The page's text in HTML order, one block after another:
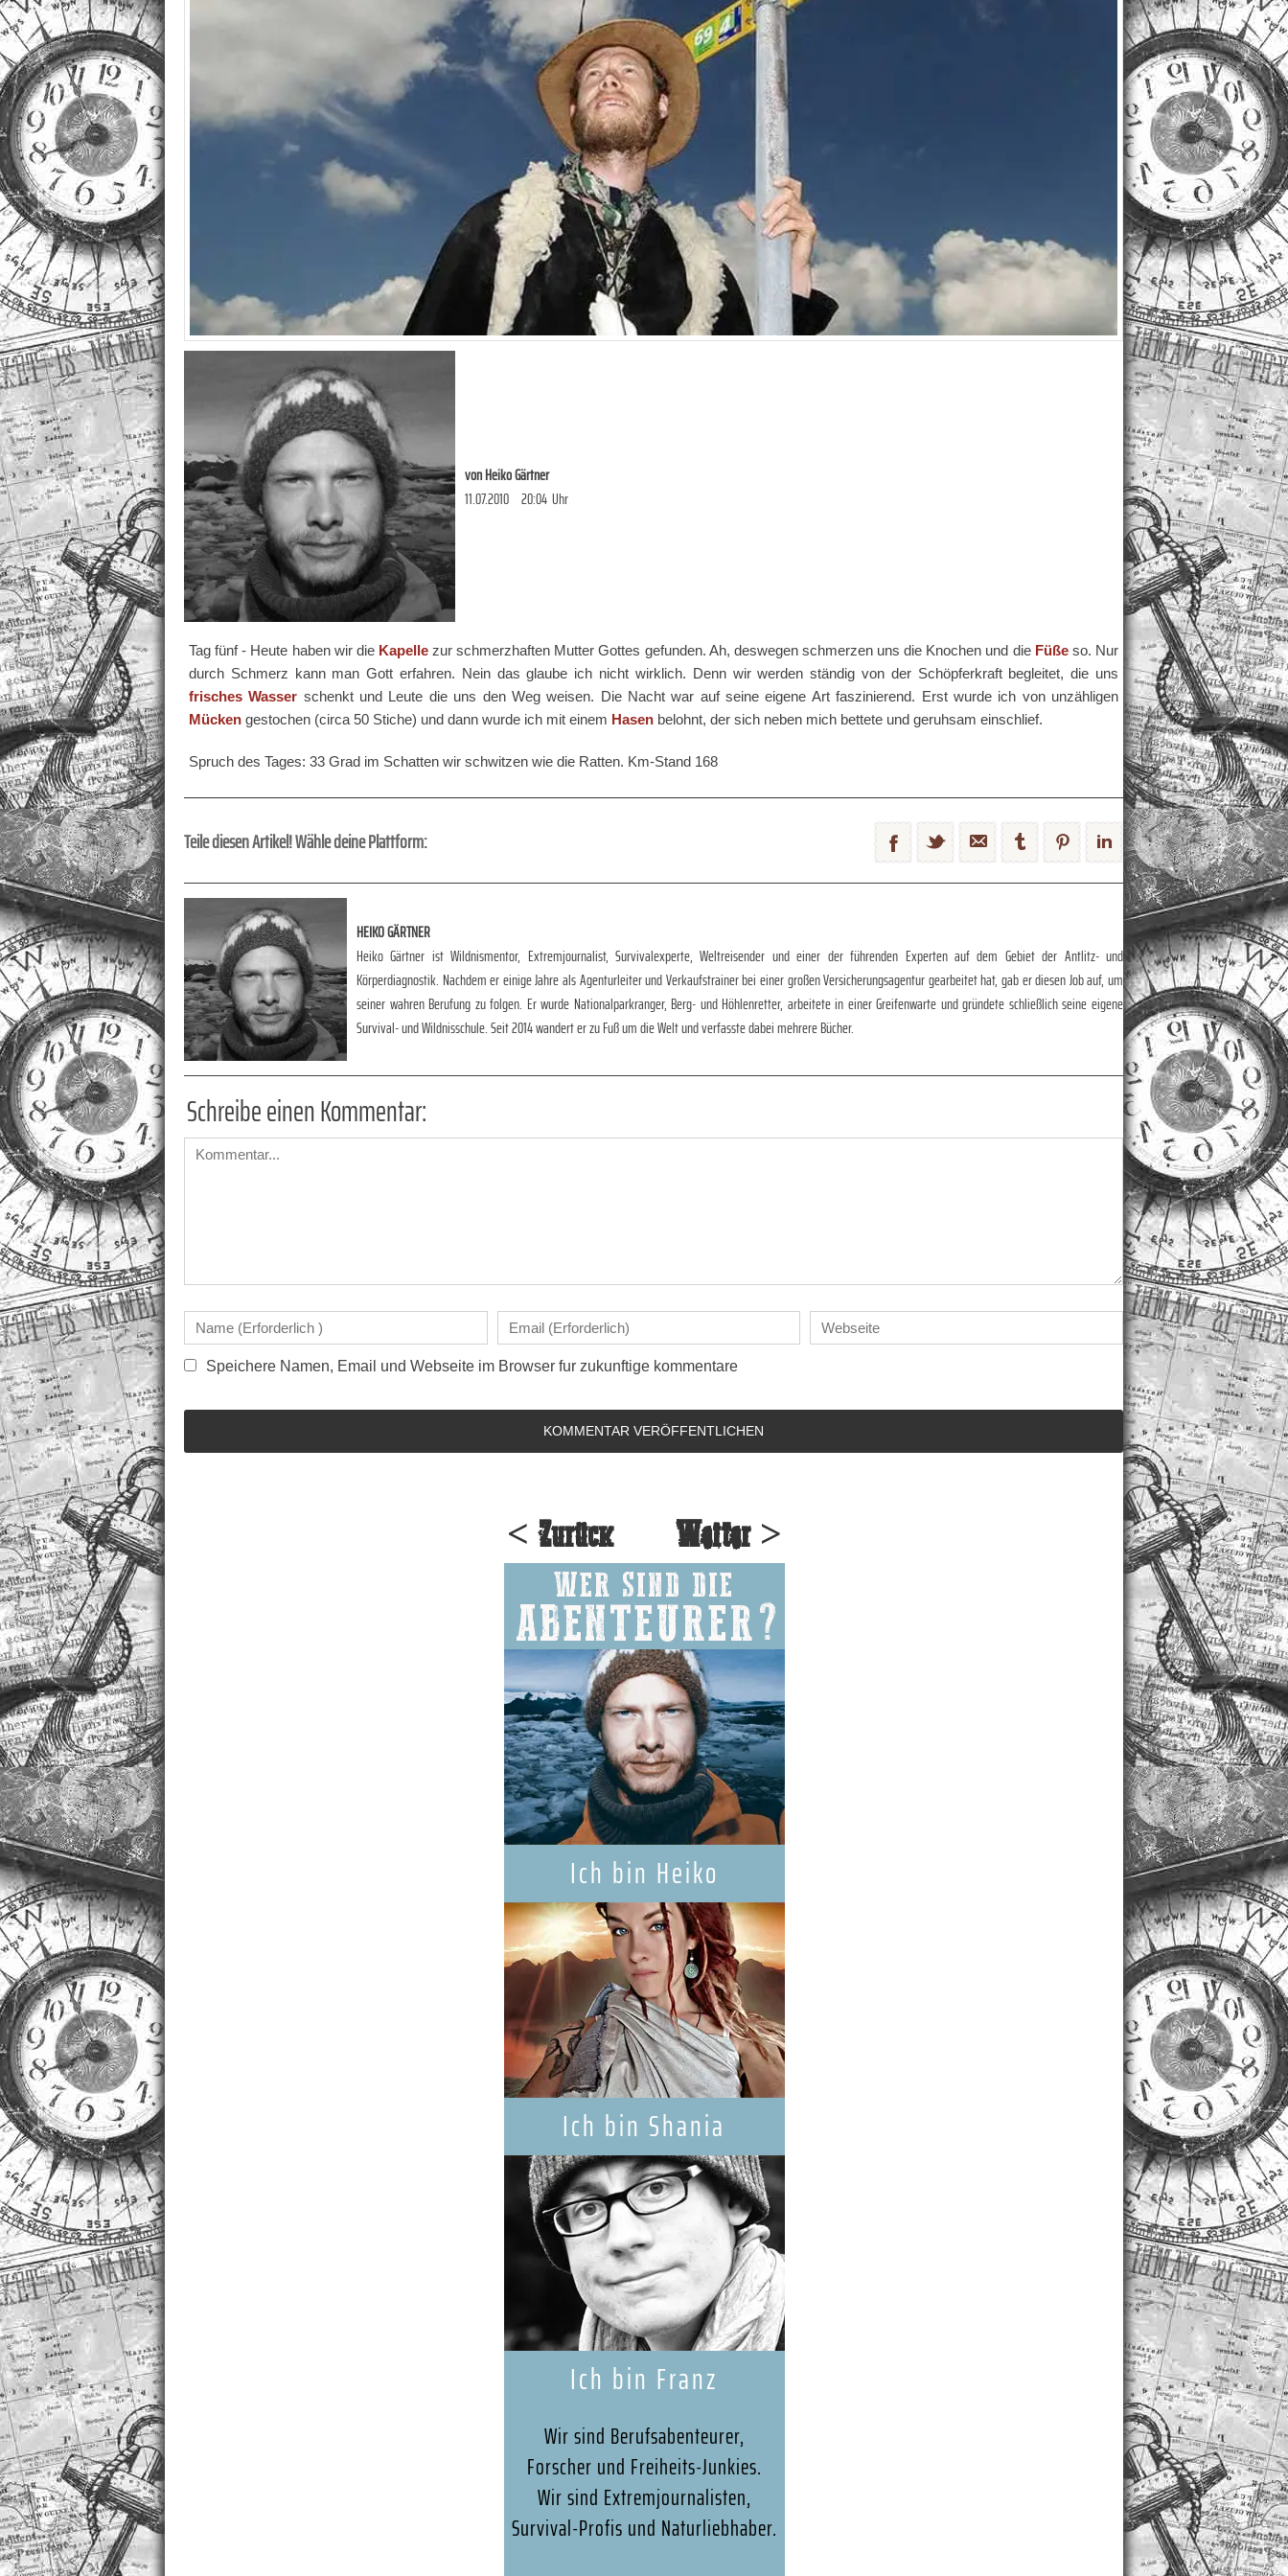
vonHeiko Gärtner
11.07.2010 20:04 Uhr
Tag fünf - Heute haben wir die Kapellezur schmerzhaften Mutter Gottes gefunden. Ah, deswegen schmerzen uns die Knochen und die Füßeso. Nur
durch Schmerz kann man Gott erfahren. Nein das glaube ich nicht wirklich. Denn wir werden ständig von der Schöpferkraft begleitet, die uns
frisches Wasser schenkt und Leute die uns den Weg weisen. Die Nacht war auf seine eigene Art faszinierend. Erst wurde ich von unzähligen
Mücken gestochen (circa 50 Stiche) und dann wurde ich mit einem Hasen belohnt, der sich neben mich bettete und geruhsam einschlief.
Spruch des Tages: 33 Grad im Schatten wir schwitzen wie die Ratten. Km-Stand 168
Teile diesen Artikel! Wähle deine Plattform:
HEIKO GÄRTNER
Heiko Gärtner ist Wildnismentor, Extremjournalist, Survivalexperte, Weltreisender und einer der führenden Experten auf dem Gebiet der Antlitz- und
Körperdiagnostik. Nachdem er einige Jahre als Agenturleiter und Verkaufstrainer bei einer großen Versicherungsagentur gearbeitet hat, gab er diesen Job auf, um
seiner wahren Berufung zu folgen. Er wurde Nationalparkranger, Berg- und Höhlenretter, arbeitete in einer Greifenwarte und gründete schließlich seine eigene
Survival- und Wildnisschule. Seit 2014 wandert er zu Fuß um die Welt und verfasste dabei mehrere Bücher.
Schreibe einen Kommentar:
Speichere Namen, Email und Webseite im Browser fur zukunftige kommentare
< Zurück Weiter >
WER SIND DIE
ABENTEURER?
Ich bin Heiko
Ich bin Shania
Ich bin Franz
Wir sind Berufsabenteurer,
Forscher und Freiheits-Junkies.
Wir sind Extremjournalisten,
Survival-Profis und Naturliebhaber.